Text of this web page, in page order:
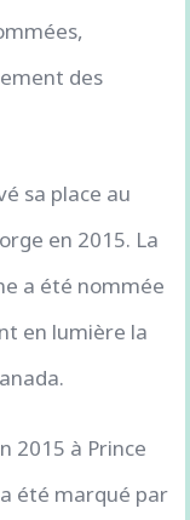
des
sa place au
en 2015. La
a été nommée
en lumière la
2015 à Prince
été marqué par